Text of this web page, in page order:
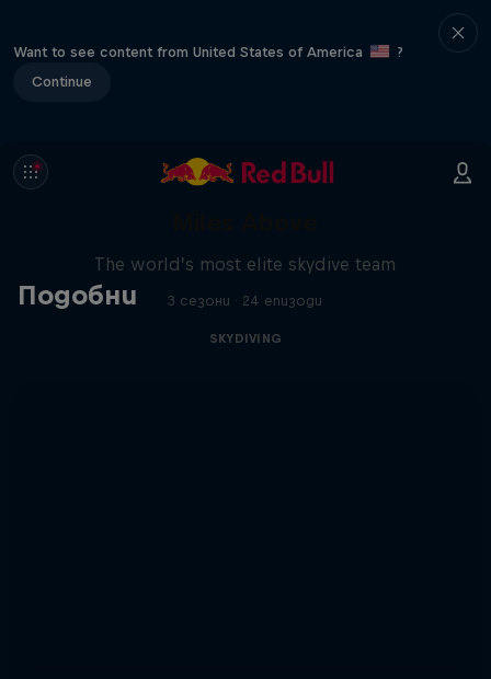
Want to see content from United States of America
?
Continue
Подобни
The world’s most elite skydive team
3 сезони · 24 епизоди
SKYDIVING